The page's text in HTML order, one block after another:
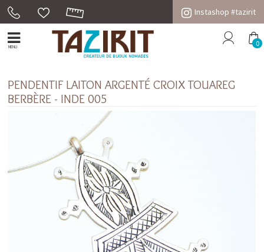
Instashop #tazirit
MENU 0
PENDENTIF LAITON ARGENTÉ CROIX TOUAREG
BERBÈRE - INDE 005